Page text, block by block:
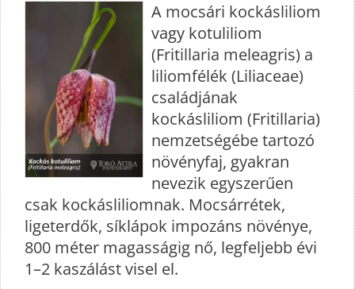
A mocsári kockásliliom
vagy kotuliliom
(Fritillaria meleagris) a
liliomfélék (Liliaceae)
családjának
kockásliliom (Fritillaria)
nemzetségébe tartozó
növényfaj, gyakran
nevezik egyszerűen
csak kockásliliomnak. Mocsárrétek,
ligeterdők, síklápok impozáns növénye,
800 méter magasságig nő, legfeljebb évi
1–2 kaszálást visel el.